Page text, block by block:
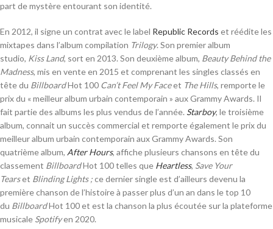
part de mystère entourant son identité.
En 2012, il signe un contrat avec le label Republic Records et réédite les
mixtapes dans l’album compilation Trilogy. Son premier album
studio, Kiss Land, sort en 2013. Son deuxième album, Beauty Behind the
Madness, mis en vente en 2015 et comprenant les singles classés en
tête du BillboardHot 100 Can’t Feel My Faceet The Hills, remporte le
prix du « meilleur album urbain contemporain » aux Grammy Awards. Il
fait partie des albums les plus vendus de l’année. Starboy, le troisième
album, connait un succès commercial et remporte également le prix du
meilleur album urbain contemporain aux Grammy Awards. Son
quatrième album, After Hours, affiche plusieurs chansons en tête du
classement BillboardHot 100 telles que Heartless, Save Your
Tearset Blinding Lights ;ce dernier single est d’ailleurs devenu la
première chanson de l’histoire à passer plus d’un an dans le top 10
du BillboardHot 100 et est la chanson la plus écoutée sur la plateforme
musicale Spotifyen 2020.